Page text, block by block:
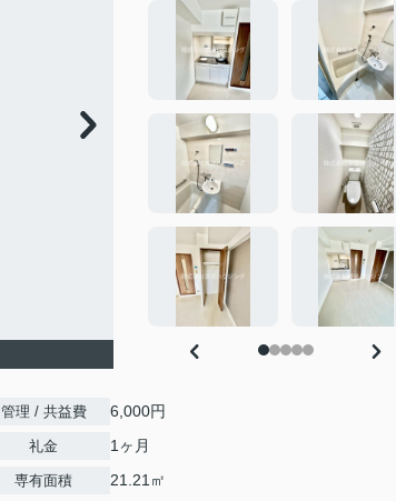
管理 / 共益費 6,000円
礼金 1ヶ月
専有面積 21.21㎡